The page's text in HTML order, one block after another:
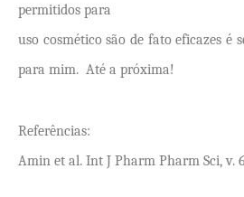
permitidos para
uso cosmético são de fato eficazes é
para mim. Até a próxima!
Referências:
Amin et al. Int J Pharm Pharm Sci, v.